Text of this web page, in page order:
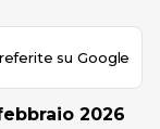
su Google
2026